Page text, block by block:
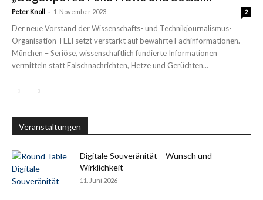
Peter Knoll - 1. November 2023 2
Der neue Vorstand der Wissenschafts- und Technikjournalismus-
Organisation TELI setzt verstärkt auf bewährte Fachinformationen.
München – Seriöse, wissenschaftlich fundierte Informationen
vermitteln statt Falschnachrichten, Hetze und Gerüchten...
Veranstaltungen
Digitale Souveränität – Wunsch und
Wirklichkeit
11. Juni 2026